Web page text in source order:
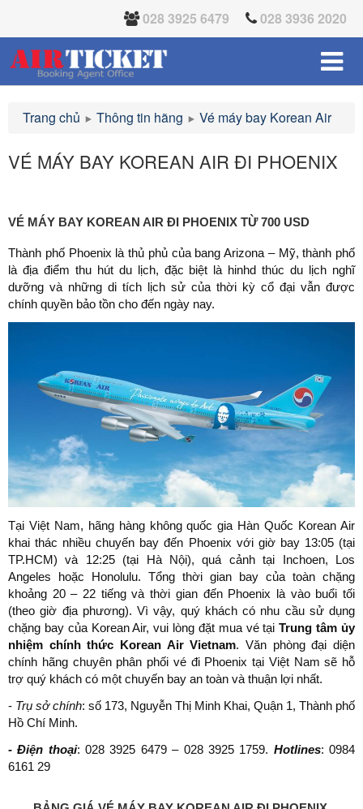
028 3925 6479 028 3936 2020
Trang chủ Thông tin hãng Vé máy bay Korean Air
VÉ MÁY BAY KOREAN AIR ĐI PHOENIX
VÉ MÁY BAY KOREAN AIR ĐI PHOENIX TỪ 700 USD
Thành phố Phoenix là thủ phủ của bang Arizona – Mỹ, thành phố
là địa điểm thu hút du lịch, đặc biệt là hinhd thúc du lịch nghĩ
dưỡng và những di tích lịch sử của thời kỳ cổ đại vẫn được
chính quyền bảo tồn cho đến ngày nay.
Tại Việt Nam, hãng hàng không quốc gia Hàn Quốc Korean Air
khai thác nhiều chuyến bay đến Phoenix với giờ bay 13:05 (tại
TP.HCM) và 12:25 (tại Hà Nội), quá cảnh tại Inchoen, Los
Angeles hoặc Honolulu. Tổng thời gian bay của toàn chặng
khoảng 20 – 22 tiếng và thời gian đến Phoenix là vào buổi tối
(theo giờ địa phương). Vì vậy, quý khách có nhu cầu sử dụng
chặng bay của Korean Air, vui lòng đặt mua vé tạiTrung tâm ủy
nhiệm chính thức Korean Air Vietnam. Văn phòng đại diện
chính hãng chuyên phân phối vé đi Phoenix tại Việt Nam sẽ hỗ
trợ quý khách có một chuyến bay an toàn và thuận lợi nhất.
- Trụ sở chính: số 173, Nguyễn Thị Minh Khai, Quận 1, Thành phố
Hồ Chí Minh.
- Điện thoại: 028 3925 6479 – 028 3925 1759. Hotlines: 0984
6161 29